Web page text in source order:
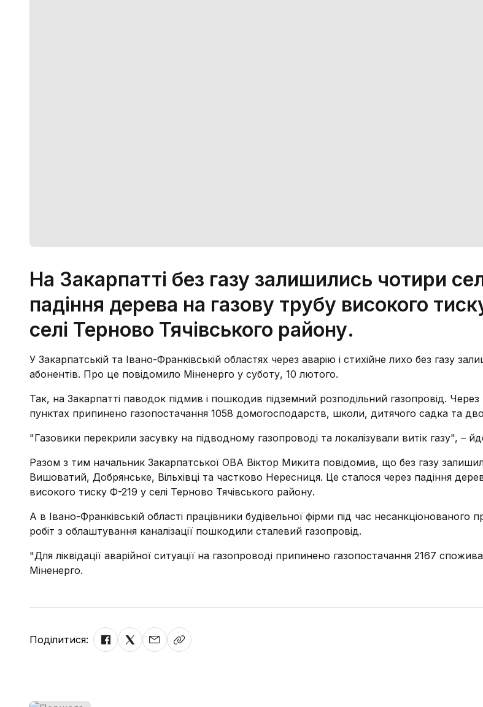
На Закарпатті без газу залишились чотири
падіння дерева на газову трубу високого
селі Терново Тячівського району.
У Закарпатській та Івано-Франківській областях через аварію і стихійне лихо без газу
абонентів. Про це повідомило Міненерго у суботу, 10 лютого.
Так, на Закарпатті паводок підмив і пошкодив підземний розподільний газопровід.
пунктах припинено газопостачання 1058 домогосподарств, школи, дитячого садка та
"Газовики перекрили засувку на підводному газопроводі та локалізували витік газу", –
Разом з тим начальник Закарпатської ОВА Віктор Микита повідомив, що без газу
Вишоватий, Добрянське, Вільхівці та частково Нересниця. Це сталося через падіння
високого тиску Ф-219 у селі Терново Тячівського району.
А в Івано-Франківській області працівники будівельної фірми під час несанкціонованого
робіт з облаштування каналізації пошкодили сталевий газопровід.
"Для ліквідації аварійної ситуації на газопроводі припинено газопостачання 2167
Міненерго.
Поділитися: